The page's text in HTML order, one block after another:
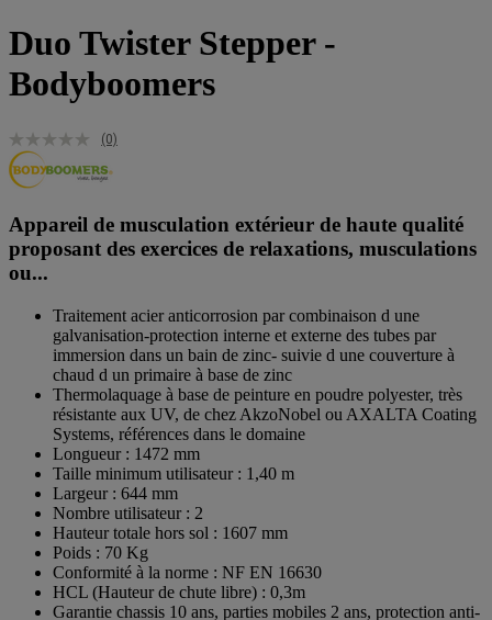
Duo Twister Stepper -
Bodyboomers
(0)
Appareil de musculation extérieur de haute qualité
proposant des exercices de relaxations, musculations
ou...
Traitement acier anticorrosion par combinaison d une
galvanisation-protection interne et externe des tubes par
immersion dans un bain de zinc- suivie d une couverture à
chaud d un primaire à base de zinc
Thermolaquage à base de peinture en poudre polyester, très
résistante aux UV, de chez AkzoNobel ou AXALTA Coating
Systems, références dans le domaine
Longueur : 1472 mm
Taille minimum utilisateur : 1,40 m
Largeur : 644 mm
Nombre utilisateur : 2
Hauteur totale hors sol : 1607 mm
Poids : 70 Kg
Conformité à la norme : NF EN 16630
HCL (Hauteur de chute libre) : 0,3m
Garantie chassis 10 ans, parties mobiles 2 ans, protection anti-